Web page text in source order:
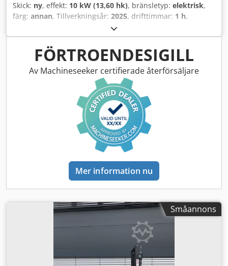
Skick: ny, effekt: 10 kW (13,60 hk), bränsletyp: elektrisk,
färg: annan, Tillverkningsår: 2025, drifttimmar: 1 h,
Drivning: Band Tomvikt: 1 910 kg Mått (L x B x H): 381 x 98 x
230 cm CE-märkning: ja Allmänt skick: mycket bra Tekniskt
skick: mycket bra Optiskt skick: mycket bra = Ytterligare
alternativ och utrustning = - Hammare/sorteringsfunktion
Dedpfx Aoznrnmsmkock - Rotationsfunktion =
Anmärkningar = Allmänt Tillverkningsland: Tjeckien Skick
CE-typ: CE 2 extra hydraulikfunktioner för
rivnings-/sorteringsgrip, cylinderskyddssats, utskjutbart
FÖRTROENDESIGILL
Av Machineseeker certifierade återförsäljare
Mer information nu
Småannons